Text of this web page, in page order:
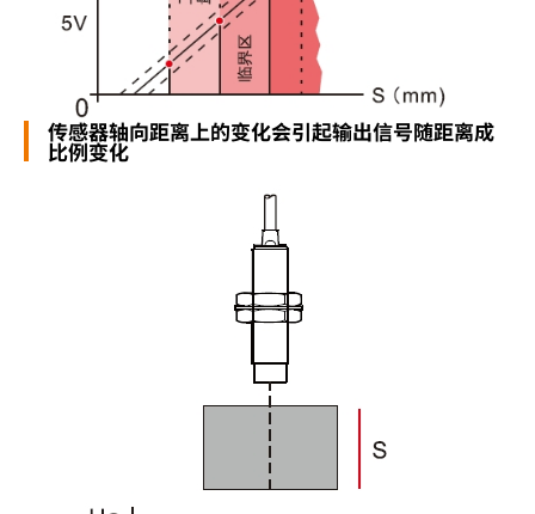
传感器轴向距离上的变化会引起输出信号随距离成
比例变化